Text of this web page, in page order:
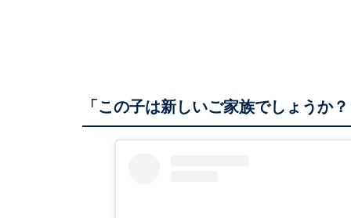
「この子は新しいご家族でしょうか